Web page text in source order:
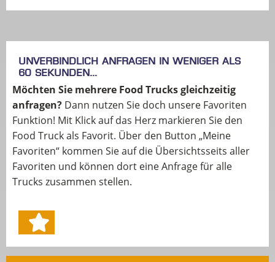
Unverbindlich anfragen in weniger als
60 Sekunden...
Möchten Sie mehrere Food Trucks gleichzeitig
anfragen? Dann nutzen Sie doch unsere Favoriten
Funktion! Mit Klick auf das Herz markieren Sie den
Food Truck als Favorit. Über den Button „Meine
Favoriten“ kommen Sie auf die Übersichtsseits aller
Favoriten und können dort eine Anfrage für alle
Trucks zusammen stellen.